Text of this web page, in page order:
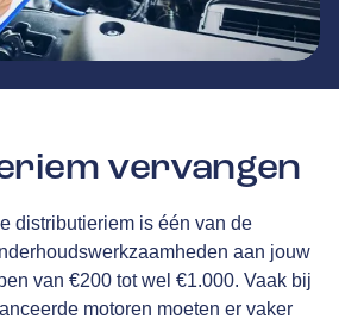
vervangen
distributieriem is één van de
aan jouw
van €200 tot wel €1.000. Vaak bij
motoren moeten er vaker